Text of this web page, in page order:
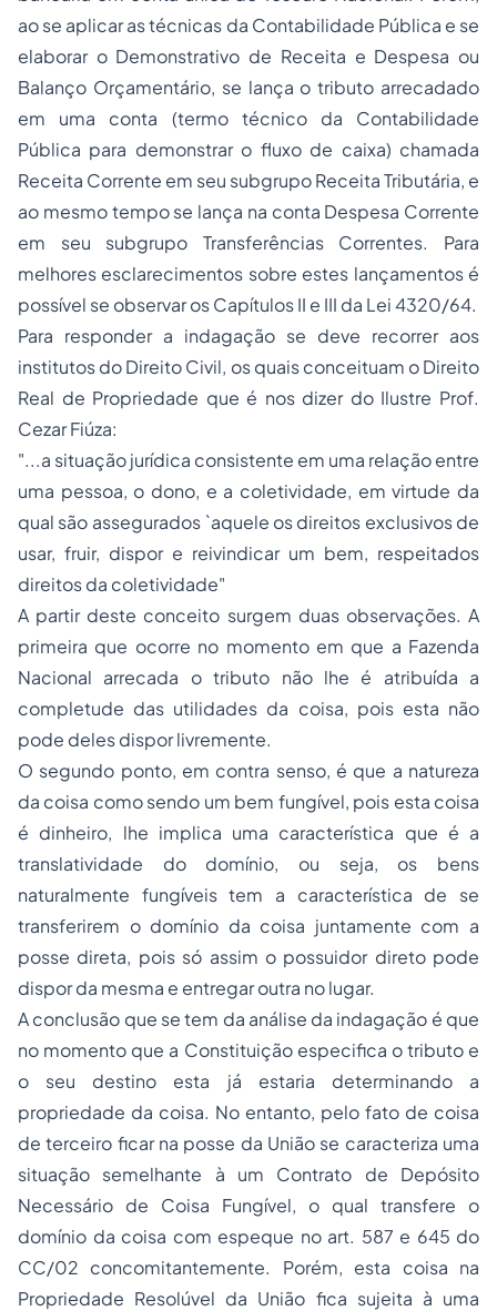
ao se aplicar as técnicas da Contabilidade Pública e se
elaborar o Demonstrativo de Receita e Despesa ou
Balanço Orçamentário, se lança o tributo arrecadado
em uma conta (termo técnico da Contabilidade
Pública para demonstrar o fluxo de caixa) chamada
Receita Corrente em seu subgrupo Receita Tributária, e
ao mesmo tempo se lança na conta Despesa Corrente
em seu subgrupo Transferências Correntes. Para
melhores esclarecimentos sobre estes lançamentos é
possível se observar os Capítulos II e III da Lei 4320/64.
Para responder a indagação se deve recorrer aos
institutos do Direito Civil, os quais conceituam o Direito
Real de Propriedade que é nos dizer do Ilustre Prof.
Cezar Fiúza:
"...a situação jurídica consistente em uma relação entre
uma pessoa, o dono, e a coletividade, em virtude da
qual são assegurados `aquele os direitos exclusivos de
usar, fruir, dispor e reivindicar um bem, respeitados
direitos da coletividade"
A partir deste conceito surgem duas observações. A
primeira que ocorre no momento em que a Fazenda
Nacional arrecada o tributo não lhe é atribuída a
completude das utilidades da coisa, pois esta não
pode deles dispor livremente.
O segundo ponto, em contra senso, é que a natureza
da coisa como sendo um bem fungível, pois esta coisa
é dinheiro, lhe implica uma característica que é a
translatividade do domínio, ou seja, os bens
naturalmente fungíveis tem a característica de se
transferirem o domínio da coisa juntamente com a
posse direta, pois só assim o possuidor direto pode
dispor da mesma e entregar outra no lugar.
A conclusão que se tem da análise da indagação é que
no momento que a Constituição especifica o tributo e
o seu destino esta já estaria determinando a
propriedade da coisa. No entanto, pelo fato de coisa
de terceiro ficar na posse da União se caracteriza uma
situação semelhante à um Contrato de Depósito
Necessário de Coisa Fungível, o qual transfere o
domínio da coisa com espeque no art. 587 e 645 do
CC/02 concomitantemente. Porém, esta coisa na
Propriedade Resolúvel da União fica sujeita à uma